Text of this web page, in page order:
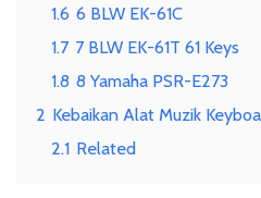
1.6 6 BLW EK-61C
1.7 7 BLW EK-61T 61 Keys
1.8 8 Yamaha PSR-E273
2 Kebaikan Alat Muzik
2.1 Related